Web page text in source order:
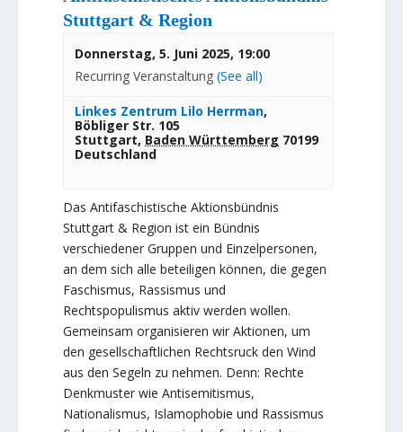
Stuttgart & Region
Donnerstag, 5. Juni 2025, 19:00
Recurring Veranstaltung(See all)
Linkes Zentrum Lilo Herrman,
Böbliger Str. 105
Stuttgart, Baden Württemberg 70199
Deutschland
Das Antifaschistische Aktionsbündnis
Stuttgart & Region ist ein Bündnis
verschiedener Gruppen und Einzelpersonen,
an dem sich alle beteiligen können, die gegen
Faschismus, Rassismus und
Rechtspopulismus aktiv werden wollen.
Gemeinsam organisieren wir Aktionen, um
den gesellschaftlichen Rechtsruck den Wind
aus den Segeln zu nehmen. Denn: Rechte
Denkmuster wie Antisemitismus,
Nationalismus, Islamophobie und Rassismus